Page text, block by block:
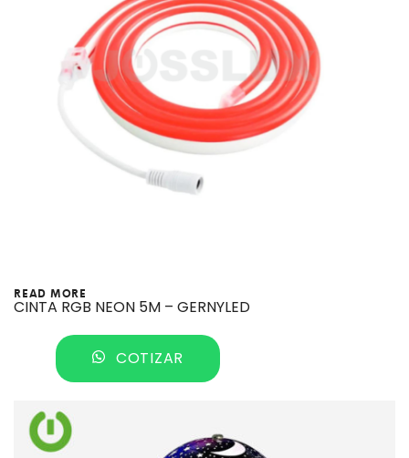
READ MORE
CINTA RGB NEON 5M – GERNYLED
COTIZAR